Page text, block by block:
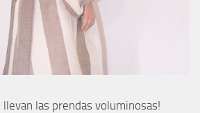
llevan las prendas voluminosas!